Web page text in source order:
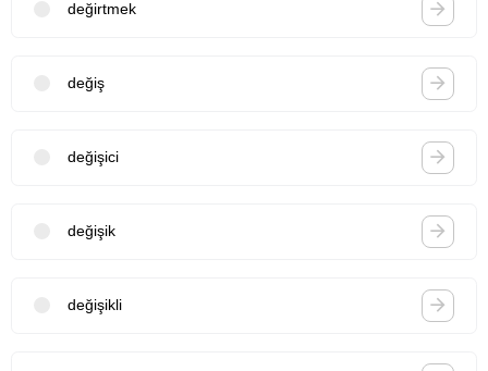
değirtmek
değiş
değişici
değişik
değişikli